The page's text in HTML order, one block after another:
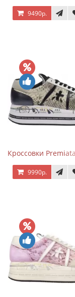
9490р.
Кроссовки
9990р.